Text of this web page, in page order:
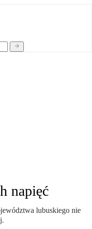
napięć
lubuskiego nie